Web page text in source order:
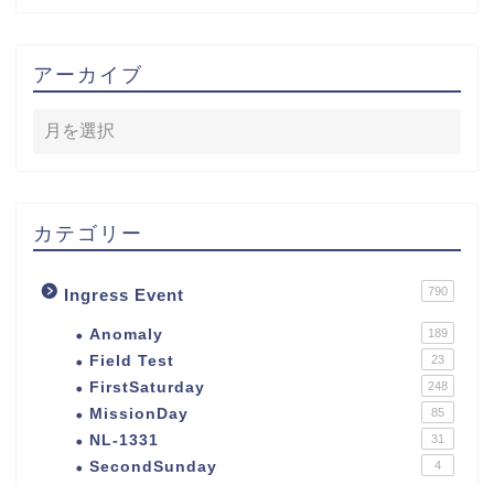
アーカイブ
カテゴリー
Ingress Event 790
Anomaly 189
Field Test 23
FirstSaturday 248
MissionDay 85
NL-1331 31
SecondSunday 4